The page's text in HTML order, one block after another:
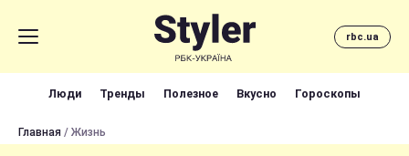
rbc.ua
Люди Тренды Полезное Вкусно Гороскопы
Главная / Жизнь